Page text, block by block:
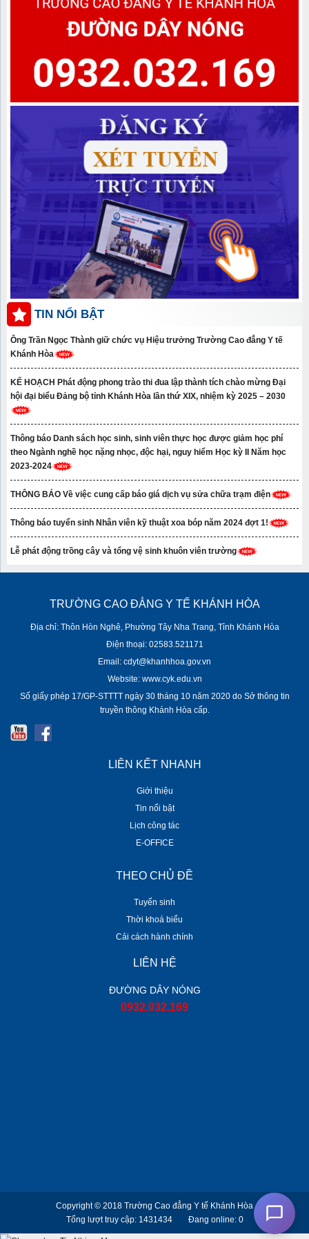
cấp văn bằng 2 Khóa học 2022-2024, Khóa học 2023-2025
TIN NỔI BẬT
Ông Trần Ngọc Thành giữ chức vụ Hiệu trưởng Trường Cao đẳng Y tế
Khánh Hòa
KẾ HOẠCH Phát động phong trào thi đua lập thành tích chào mừng Đại
hội đại biểu Đảng bộ tỉnh Khánh Hòa lần thứ XIX, nhiệm kỳ 2025 – 2030
Thông báo Danh sách học sinh, sinh viên thực học được giảm học phí
theo Ngành nghề học nặng nhọc, độc hại, nguy hiểm Học kỳ II Năm học
2023-2024
THÔNG BÁO Về việc cung cấp báo giá dịch vụ sửa chữa trạm điện
Thông báo tuyển sinh Nhân viên kỹ thuật xoa bóp năm 2024 đợt 1!
Lễ phát động trồng cây và tổng vệ sinh khuôn viên trường
TRƯỜNG CAO ĐẲNG Y TẾ KHÁNH HÒA
Địa chỉ: Thôn Hòn Nghê, Phường Tây Nha Trang, Tỉnh Khánh Hòa
Điện thoại: 02583.521171
Email: cdyt@khanhhoa.gov.vn
Website: www.cyk.edu.vn
Số giấy phép 17/GP-STTTT ngày 30 tháng 10 năm 2020 do Sở thông tin
truyền thông Khánh Hòa cấp.
LIÊN KẾT NHANH
Giới thiệu
Tin nổi bật
Lịch công tác
E-OFFICE
THEO CHỦ ĐỀ
Tuyển sinh
Thời khoá biểu
Cải cách hành chính
LIÊN HỆ
ĐƯỜNG DÂY NÓNG
0932.032.169
Copyright © 2018 Trường Cao đẳng Y tế Khánh Hòa
Tổng lượt truy cập: 1431434
Đang online: 0